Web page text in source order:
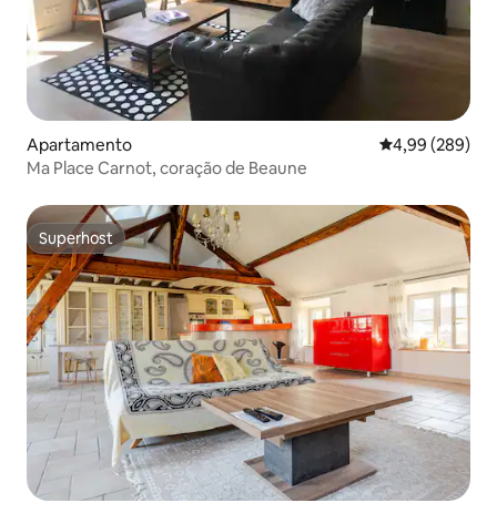
Apartamento Classificação
4,99 (289)
Ma Place Carnot, coração de Beaune
Superhost
Superhost